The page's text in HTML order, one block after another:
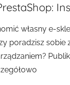
własny e-
poradzisz sobie